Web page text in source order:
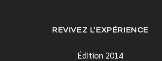
REVIVEZ L'EXPÉRIENCE
Édition 2014